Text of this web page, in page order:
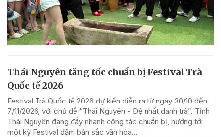
Thái Nguyên tăng tốc chuẩn bị Festival Trà
Quốc tế 2026
Festival Trà Quốc tế 2026 dự kiến diễn ra từ ngày 30/10 đến
7/11/2026, với chủ đề “Thái Nguyên - Đệ nhất danh trà”. Tỉnh
Thái Nguyên đang đẩy nhanh công tác chuẩn bị, hướng tới
một kỳ Festival đậm bản sắc văn hóa...